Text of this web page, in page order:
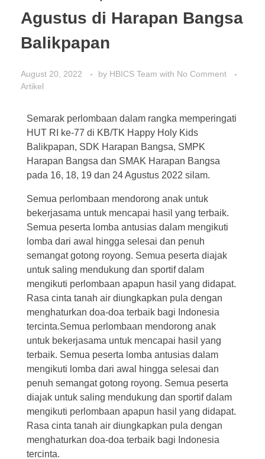
Agustus di Harapan Bangsa
Balikpapan
August 20, 2022 by HBICS Team with No Comment
Artikel
Semarak perlombaan dalam rangka memperingati
HUT RI ke-77 di KB/TK Happy Holy Kids
Balikpapan, SDK Harapan Bangsa, SMPK
Harapan Bangsa dan SMAK Harapan Bangsa
pada 16, 18, 19 dan 24 Agustus 2022 silam.
Semua perlombaan mendorong anak untuk
bekerjasama untuk mencapai hasil yang terbaik.
Semua peserta lomba antusias dalam mengikuti
lomba dari awal hingga selesai dan penuh
semangat gotong royong. Semua peserta diajak
untuk saling mendukung dan sportif dalam
mengikuti perlombaan apapun hasil yang didapat.
Rasa cinta tanah air diungkapkan pula dengan
menghaturkan doa-doa terbaik bagi Indonesia
tercinta.Semua perlombaan mendorong anak
untuk bekerjasama untuk mencapai hasil yang
terbaik. Semua peserta lomba antusias dalam
mengikuti lomba dari awal hingga selesai dan
penuh semangat gotong royong. Semua peserta
diajak untuk saling mendukung dan sportif dalam
mengikuti perlombaan apapun hasil yang didapat.
Rasa cinta tanah air diungkapkan pula dengan
menghaturkan doa-doa terbaik bagi Indonesia
tercinta.